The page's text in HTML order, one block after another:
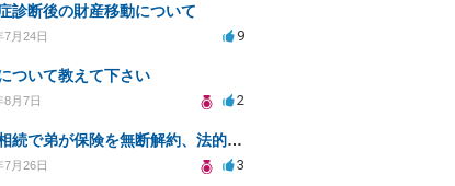
診断後の財産移動について
7月24日 9
ついて教えて下さい
8月7日 2
遺産相続で弟が保険を無断解約、法的問題は？
7月26日 3